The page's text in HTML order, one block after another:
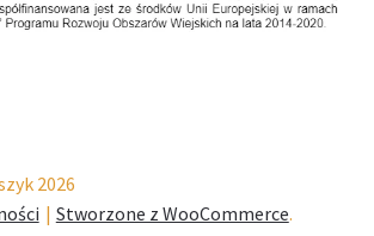
2026
Stworzone z WooCommerce.